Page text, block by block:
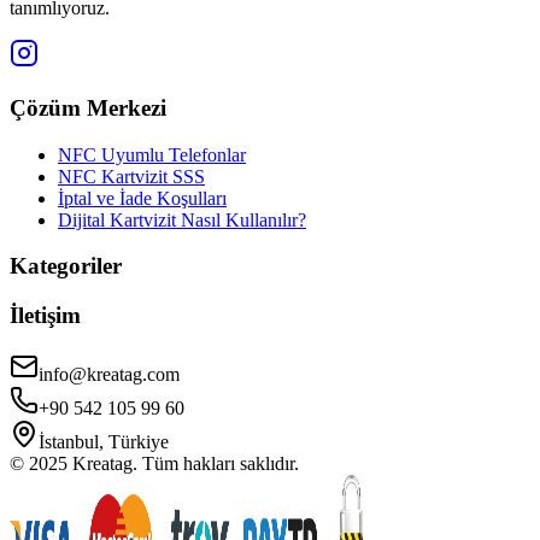
tanımlıyoruz.
Çözüm Merkezi
NFC Uyumlu Telefonlar
NFC Kartvizit SSS
İptal ve İade Koşulları
Dijital Kartvizit Nasıl Kullanılır?
Kategoriler
İletişim
info@kreatag.com
+90 542 105 99 60
İstanbul, Türkiye
© 2025 Kreatag. Tüm hakları saklıdır.